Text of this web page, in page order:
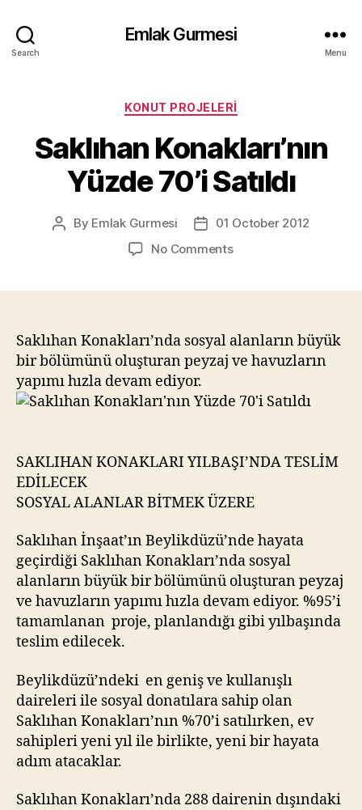
Search
Emlak Gurmesi
Menu
Categories
KONUT PROJELERI
Saklıhan Konakları’nın
Yüzde 70’i Satıldı
Post
By Emlak Gurmesi
Post01 October 2012
No Commentson
Satıldı
Saklıhan Konakları’nda sosyal alanların büyük
bir bölümünü oluşturan peyzaj ve havuzların
yapımı hızla devam ediyor.
SAKLIHAN KONAKLARI YILBAŞI’NDA TESLİM
EDİLECEK
SOSYAL ALANLAR BİTMEK ÜZERE
Saklıhan İnşaat’ın Beylikdüzü’nde hayata
geçirdiği Saklıhan Konakları’nda sosyal
alanların büyük bir bölümünü oluşturan peyzaj
ve havuzların yapımı hızla devam ediyor. %95’i
tamamlanan proje, planlandığı gibi yılbaşında
teslim edilecek.
Beylikdüzü’ndeki en geniş ve kullanışlı
daireleri ile sosyal donatılara sahip olan
Saklıhan Konakları’nın %70’i satılırken, ev
sahipleri yeni yıl ile birlikte, yeni bir hayata
adım atacaklar.
Saklıhan Konakları’nda 288 dairenin dışındaki